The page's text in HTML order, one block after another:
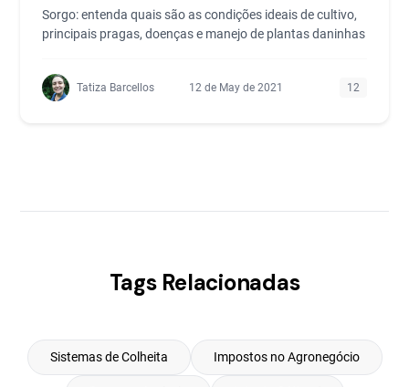
Sorgo: entenda quais são as condições ideais de cultivo,
principais pragas, doenças e manejo de plantas daninhas
Tatiza Barcellos 12 de May de 2021 12
Tags Relacionadas
Sistemas de Colheita Impostos no Agronegócio